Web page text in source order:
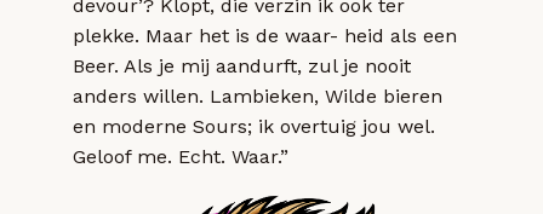
devour’? Klopt, die verzin ik ook ter
plekke. Maar het is de waar- heid als een
Beer. Als je mij aandurft, zul je nooit
anders willen. Lambieken, Wilde bieren
en moderne Sours; ik overtuig jou wel.
Geloof me. Echt. Waar.”